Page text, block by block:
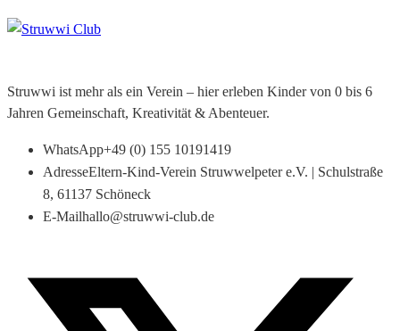
Struwwi ist mehr als ein Verein – hier erleben Kinder von 0 bis 6
Jahren Gemeinschaft, Kreativität & Abenteuer.
WhatsApp+49 (0) 155 10191419
AdresseEltern-Kind-Verein Struwwelpeter e.V. | Schulstraße
8, 61137 Schöneck
E-Mailhallo@struwwi-club.de